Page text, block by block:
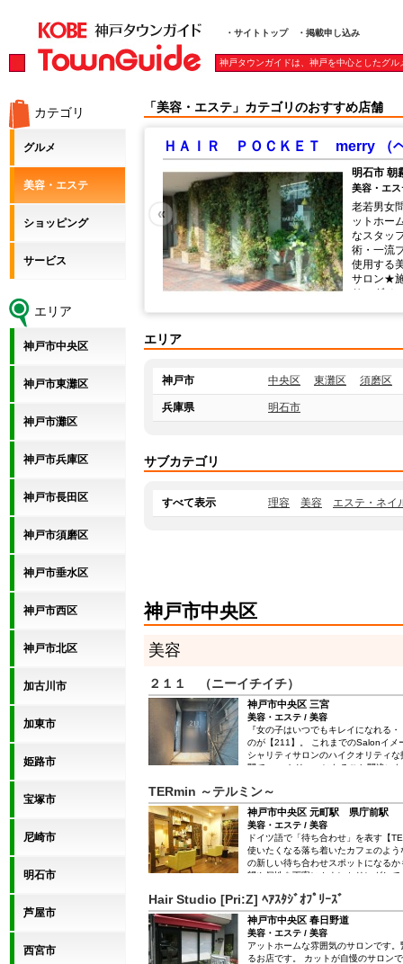
・サイトトップ ・掲載申し込み
神戸タウンガイドは、神戸を中心としたグ
カテゴリ
グルメ
美容・エステ
ショッピング
サービス
エリア
神戸市中央区
神戸市東灘区
神戸市灘区
神戸市兵庫区
神戸市長田区
神戸市須磨区
神戸市垂水区
神戸市西区
神戸市北区
加古川市
加東市
姫路市
宝塚市
尼崎市
明石市
芦屋市
西宮市
「美容・エステ」カテゴリのおすすめ店舗
Ｔ merry （ヘアーポケット）
美容・エステ / 美容
老若男女問わず、幅広いお客様に愛されるア
ットホームな雰囲気のサロン♪笑顔の爽やか
なスタッフさん・骨格を補正するカット技
術・一流ブランドケアの【ケラスターゼ】を
使用する美髪志向…３拍子揃う満足度の高い
サロン★施術の薬剤やプロセスにもこだわ
り、ダメージレスを実現しました！
２１１ （ニ
«
エリア
神戸市 中央区 東灘区 須磨区
兵庫県 明石市
サブカテゴリ
すべて表示 理容 美容 エステ・ネイ
神戸市中央区
美容
２１１ （ニーイチイチ）
神戸市中央区 三宮
美容・エステ / 美容
『女の子はいつでもキレイになれる
のが【211】。 これまでのSalonイメ
シャリティサロンのハイクオリティ
間で、 ≪トリコ≫になること間違い
褒美にピッタリメニュー♪
TERmin ～テルミン～
神戸市中央区 元町駅 県庁前駅
美容・エステ / 美容
ドイツ語で「待ち合わせ」を表す【
使いたくなる落ち着いたカフェのよ
の新しい待ち合わせスポットになる
望や個性を丁寧にカウンセリングし
ワセにしてくれるはず☆ 駅からも徒
ふと足を運んじゃうかも！ こだわり
て◎
Hair Studio [Pri:Z] ﾍｱｽﾀｼﾞｵﾌﾟﾘｰｽﾞ
神戸市中央区 春日野道
美容・エステ / 美容
アットホームな雰囲気のサロンです
るお店です。 カットが自慢のサロン